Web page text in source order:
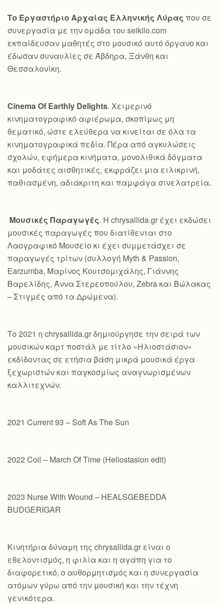
Το Εργαστήριο Αρχαίας Ελληνικής Λύρας που σε
συνεργασία με την ομάδα του seikilo.com
εκπαίδευσαν μαθητές στο μουσικό αυτό όργανο και
έδωσαν συναυλίες σε Άβδηρα, Ξάνθη και
Θεσσαλονίκη.
Cinema Of Earthly Delights. Χειμερινό
κινηματογραφικό αφιέρωμα, σκοπίμως μη
θεματικό, ώστε ελεύθερα να κινείται σε όλα τα
κινηματογραφικά πεδία. Πέρα από αγκυλώσεις
σχολών, εφήμερα κινήματα, μονολιθικά δόγματα
και μοδάτες αισθητικές, εκφράζει μια ειλικρινή,
παθιασμένη, αδιάκριτη και παμφάγα σινελατρεία.
Μουσικές Παραγωγές. Η chrysallida.gr έχει εκδώσει
μουσικές παραγωγές που διατίθενται στο
Λαογραφικό Μουσείο κι έχει συμμετάσχει σε
παραγωγές τρίτων (συλλογή Myth & Passion,
Earzumba, Μαρίνος Κουτσομιχάλης, Γιάννης
Βαρελίδης, Άννα Στερεοπούλου, Zebra και Βώλακας
– Στιγμές από τα Δρώμενα).
Το 2021 η chrysallida.gr δημιούργησε την σειρά των
μουσικών καρτ ποστάλ με τίτλο «Ηλιοστάσιον»
εκδίδοντας σε ετήσια βάση μικρά μουσικά έργα
ξεχωριστών και παγκοσμίως αναγνωρισμένων
καλλιτεχνών.
2021 Current 93 – Soft As The Sun
2022 Coil – March Of Time (Heliostasion edit)
2023 Nurse With Wound – HEALSGEBEDDA
BUDGERIGAR
Κινητήρια δύναμη της chrysallida.gr είναι ο
εθελοντισμός, η φιλία και η αγάπη για το
διαφορετικό, ο αυθορμητισμός και η συνεργασία
ατόμων γύρω από την μουσική και την τέχνη
γενικότερα.